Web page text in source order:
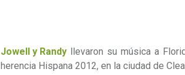
Jowell y Randy llevaron su música a
herencia Hispana 2012, en la ciudad de